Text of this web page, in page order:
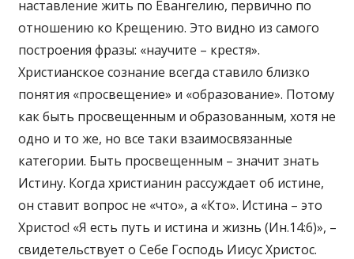
наставление жить по Евангелию, первично по
отношению ко Крещению. Это видно из самого
построения фразы: «научите – крестя».
Христианское сознание всегда ставило близко
понятия «просвещение» и «образование». Потому
как быть просвещенным и образованным, хотя не
одно и то же, но все таки взаимосвязанные
категории. Быть просвещенным – значит знать
Истину. Когда христианин рассуждает об истине,
он ставит вопрос не «что», а «Кто». Истина – это
Христос! «Я есть путь и истина и жизнь (Ин.14:6)», –
свидетельствует о Себе Господь Иисус Христос.